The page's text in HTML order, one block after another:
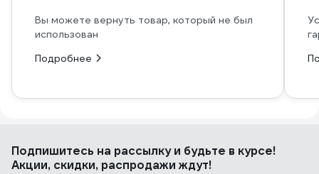
Вы можете вернуть товар, который не был
использован
Подробнее
Подпишитесь на рассылкуи будьте в курсе!
Акции, скидки, распродажи ждут!